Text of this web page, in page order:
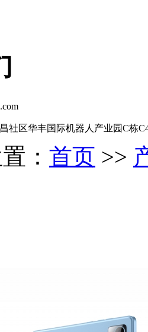
社区华丰国际机器人产业园C栋
： 首页 >>